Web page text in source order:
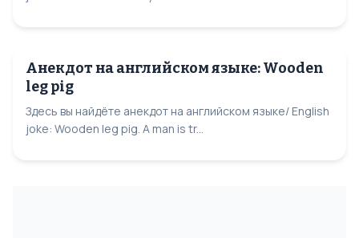
Анекдот на английском языке: Wooden
leg pig
Здесь вы найдёте анекдот на английском языке/ English
joke: Wooden leg pig. A man is tr...